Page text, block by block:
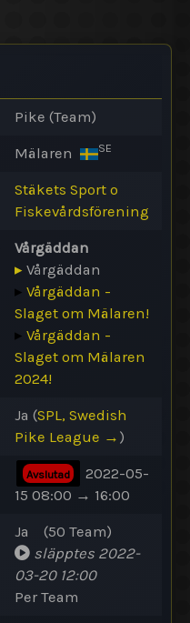
Pike (Team)
Mälaren SE
Stäkets Sport o
Fiskevårdsförening
Vårgäddan
▸ Vårgäddan
▸ Vårgäddan -
Slaget om Mälaren!
▸ Vårgäddan -
Slaget om Mälaren
2024!
Ja (SPL, Swedish
Pike League → )
Avslutad
2022-05-
15 08:00 → 16:00
Ja (50 Team)
släpptes 2022-
03-20 12:00
Per Team